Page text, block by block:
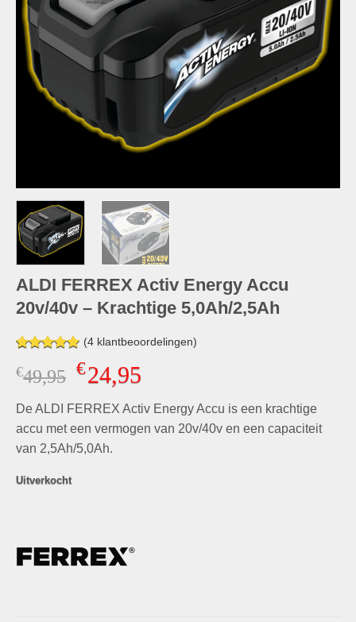
ALDI FERREX Activ Energy Accu
20v/40v – Krachtige 5,0Ah/2,5Ah
Gewaardeerd
5.00op 5
gebaseerd
waarderingen
(4klantbeoordelingen)
€49,95 Oorspronkelijke
was:
€49,95.
€24,95Huidige
is:
€24,95.
De ALDI FERREX Activ Energy Accu is een krachtige
accu met een vermogen van 20v/40v en een capaciteit
van 2,5Ah/5,0Ah.
Uitverkocht